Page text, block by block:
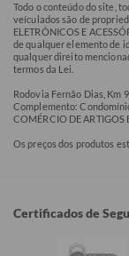
Todo o conteúdo do site,
veículados são de
ELETRÔNICOS E
de qualquer elemento de
qualquer direito
termos da Lei.
Rodovia Fernão Dias, Km
Complemento:
COMÉRCIO DE ARTIGOS
Os preços dos produtos
Certificados de